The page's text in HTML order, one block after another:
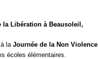
la Libération à Beausoleil,
laJournée de la Non Violence
écoles élémentaires.